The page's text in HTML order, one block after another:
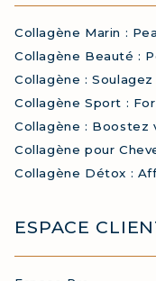
Collagène Marin :
Collagène Beauté :
Collagène :
Collagène Sport :
Collagène : Boostez
Collagène pour
Collagène Détox :
ESPACE